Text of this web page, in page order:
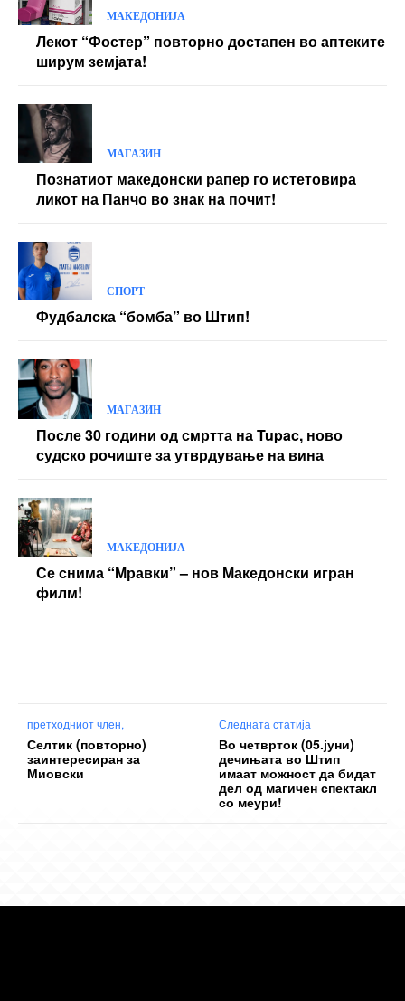
МАКЕДОНИЈА
Лекот “Фостер” повторно достапен во аптеките
ширум земјата!
МАГАЗИН
Познатиот македонски рапер го истетовира
ликот на Панчо во знак на почит!
СПОРТ
Фудбалска “бомба” во Штип!
МАГАЗИН
После 30 години од смртта на Tupac, ново
судско рочиште за утврдување на вина
МАКЕДОНИЈА
Се снима “Мравки” – нов Македонски игран
филм!
претходниот член,
Селтик (повторно)
заинтересиран за
Миовски
Следната статија
Во четврток (05.јуни)
дечињата во Штип
имаат можност да бидат
дел од магичен спектакл
со меури!